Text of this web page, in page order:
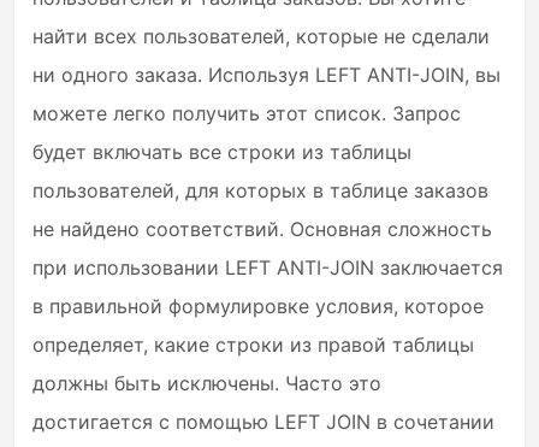
найти всех пользователей, которые не сделали
ни одного заказа. Используя LEFT ANTI-JOIN, вы
можете легко получить этот список. Запрос
будет включать все строки из таблицы
пользователей, для которых в таблице заказов
не найдено соответствий. Основная сложность
при использовании LEFT ANTI-JOIN заключается
в правильной формулировке условия, которое
определяет, какие строки из правой таблицы
должны быть исключены. Часто это
достигается с помощью LEFT JOIN в сочетании